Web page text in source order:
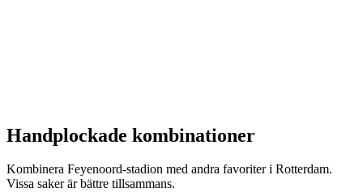
Handplockade kombinationer
Kombinera Feyenoord-stadion med andra favoriter i Rotterdam.
Vissa saker är bättre tillsammans.